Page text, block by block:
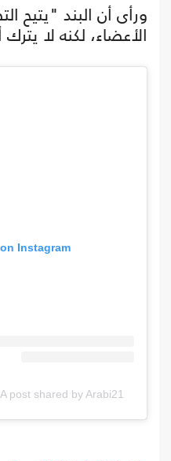
ورأى أن البند "يتيح
الأعضاء، لكنه لا
Instagram
A post shared by Arabi21 - عربي21 (@arabi21news)